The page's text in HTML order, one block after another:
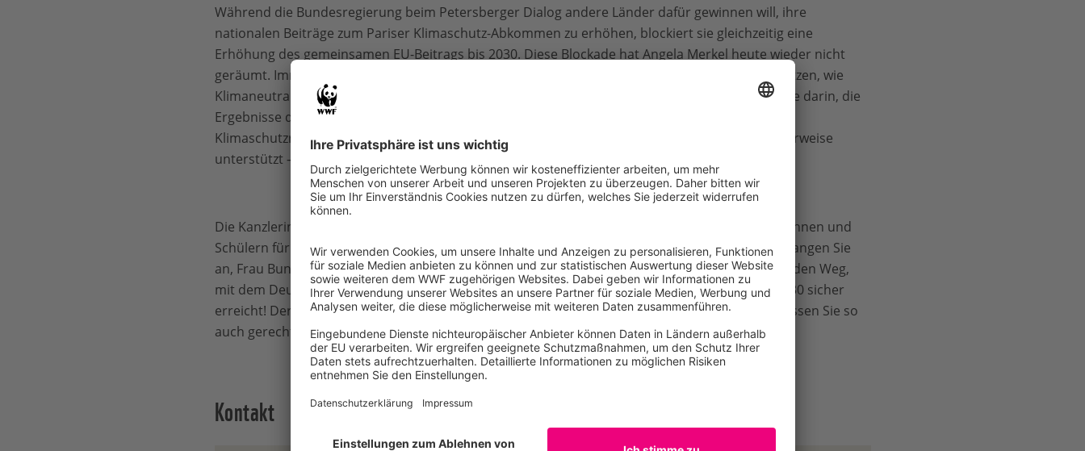
Während die Bundesregierung beim Petersberger Dialog andere Länder dafür gewinnen will, ihre
nationalen Beiträge zum Pariser Klimaschutz-Abkommen zu erhöhen, blockiert sie gleichzeitig eine
Erhöhung des gemeinsamen EU-Beitrags bis 2030. Diese Blockade hat Angela Merkel heute wieder nicht
geräumt. Immerhin kündigte sie an, das Klimakabinett werde sich mit der Frage auseinandersetzen, wie
Klimaneutralität bis zum Jahr 2050 erreicht werden könnte. Ein Schritt auf diesem Weg bestünde darin, die
Ergebnisse der Kohlekommission endlich gesetzlich festzuzurren und umzusetzen, und ein
Klimaschutzrahmengesetz auf den Weg zu bringen. Letzteres hat Angela Merkel nun erfreulicherweise
unterstützt – was aber weiterhin von ihrer eigenen Partei und der CSU blockiert wird.
Die Kanzlerin hat gesagt, die Regierungen sollten den Druck der Demonstrationen von Schülerinnen und
Schülern für mehr Klimaschutz aufnehmen und in Handeln umsetzen. Da bleibt nur zu sagen: Fangen Sie
an, Frau Bundeskanzlerin, bringen Sie endlich ein umfassendes Klimaschutz-Gesetzespaket auf den Weg,
mit dem Deutschland sein 40-Prozent-Reduktionsziel schnellstmöglich und das Klimaziel für 2030 sicher
erreicht! Der Verantwortung für den internationalen Klimaschutz, die Sie anerkannt haben, müssen Sie so
auch gerecht werden.“
Kontakt